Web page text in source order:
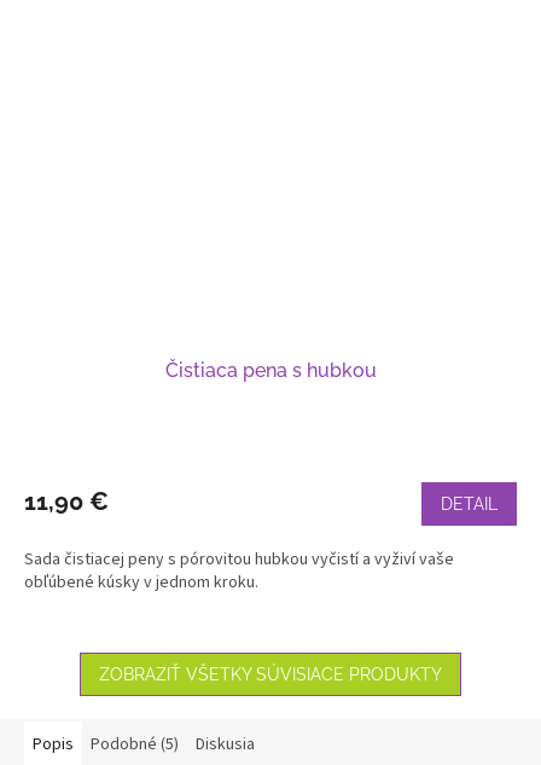
Čistiaca pena s hubkou
11,90 € DETAIL
Sada čistiacej peny s pórovitou hubkou vyčistí a vyživí vaše
obľúbené kúsky v jednom kroku.
ZOBRAZIŤ VŠETKY SÚVISIACE PRODUKTY
Popis Podobné (5) Diskusia